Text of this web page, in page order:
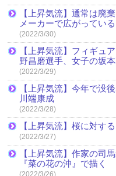
【上昇気流】通常は廃
メーカーで広がっている
(2022/3/30)
【上昇気流】フィギュ
野昌磨選手、女子の坂
(2022/3/29)
【上昇気流】今年で没
川端康成
(2022/3/28)
【上昇気流】桜に対す
(2022/3/27)
【上昇気流】作家の司
『菜の花の沖』で描く
(2022/3/26)